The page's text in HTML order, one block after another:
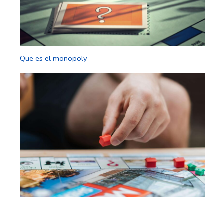
Que es el monopoly